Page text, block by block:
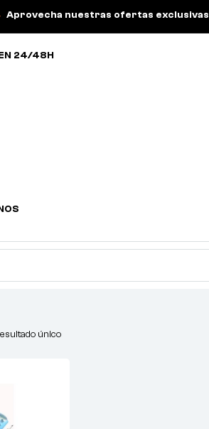
Aprovecha nuestras ofertas exclusivas
24/48H
único